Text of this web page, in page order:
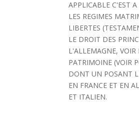
APPLICABLE C'EST
LES REGIMES
LIBERTES
LE DROIT DES
L'ALLEMAGNE,
PATRIMOINE (VOIR
DONT UN POSANT
EN FRANCE ET EN
ET ITALIEN.